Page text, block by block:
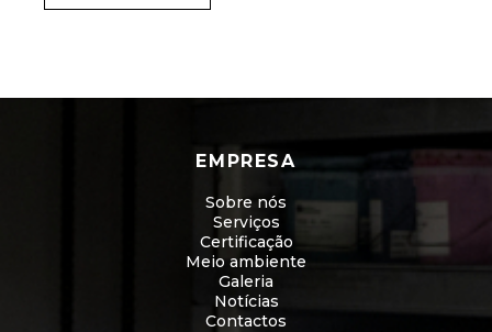
EMPRESA
Sobre nós
Serviços
Certificação
Meio ambiente
Galeria
Notícias
Contactos